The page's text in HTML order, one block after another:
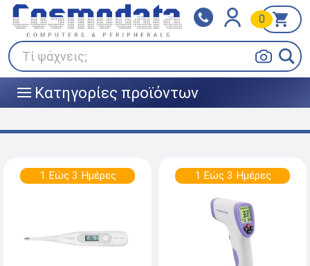
Τί ψάχνεις;
0
||| Κατηγορίες προϊόντων
Klarna
Πληρώστε σε 3
άτοκες δόσεις
BOX NOW
1 Εώς 3 Ημέρες 1 Εώς 3 Ημέρες